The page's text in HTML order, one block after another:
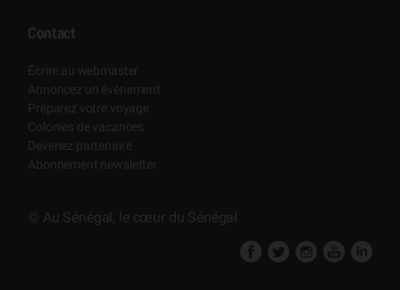
Contact
Écrire au webmaster
Annoncez un événement
Préparez votre voyage
Colonies de vacances
Devenez partenaire
Abonnement newsletter
© Au Sénégal, le cœur du Sénégal